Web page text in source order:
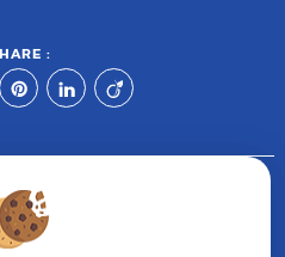
:
reading comfort, from your PC, tablet
automatically adapts to different types